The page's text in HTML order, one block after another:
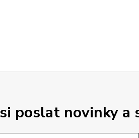
poslat novinky a